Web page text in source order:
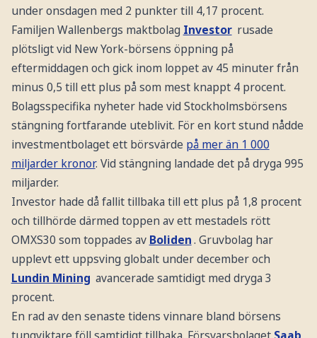
under onsdagen med 2 punkter till 4,17 procent.
Familjen Wallenbergs maktbolag Investor rusade
plötsligt vid New York-börsens öppning på
eftermiddagen och gick inom loppet av 45 minuter från
minus 0,5 till ett plus på som mest knappt 4 procent.
Bolagsspecifika nyheter hade vid Stockholmsbörsens
stängning fortfarande uteblivit. För en kort stund nådde
investmentbolaget ett börsvärde på mer än 1 000
miljarder kronor. Vid stängning landade det på dryga 995
miljarder.
Investor hade då fallit tillbaka till ett plus på 1,8 procent
och tillhörde därmed toppen av ett mestadels rött
OMXS30 som toppades av Boliden . Gruvbolag har
upplevt ett uppsving globalt under december och
Lundin Mining avancerade samtidigt med dryga 3
procent.
En rad av den senaste tidens vinnare bland börsens